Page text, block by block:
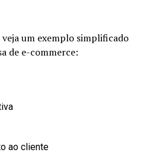
um exemplo simplificado
de e-commerce:
ao cliente